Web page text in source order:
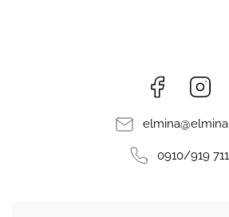
Facebook
elmina@
0910/919 711